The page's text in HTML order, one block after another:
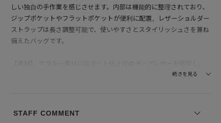
しい独自の手作業を感じさせます。内部は機能的に整理されており、
ジップポケットやフラットポケットが便利に配置。レザーショルダー
ストラップは長さ調整可能で、使いやすさとスタイリッシュさを兼ね
備えたバッグです。
触れた時の滑らかさと上質な質感が魅力です。レザーはしっかりとし
続きを見る
STAFF COMMENT